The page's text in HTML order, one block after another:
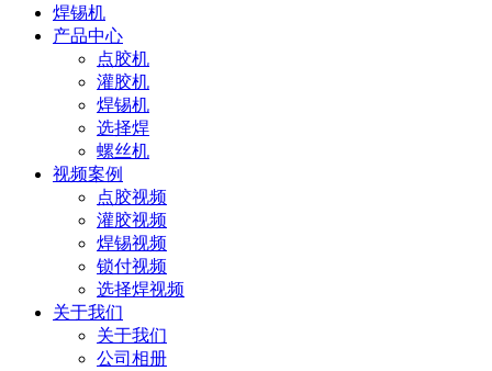
焊锡机
产品中心
点胶机
灌胶机
焊锡机
选择焊
螺丝机
视频案例
点胶视频
灌胶视频
焊锡视频
锁付视频
选择焊视频
关于我们
关于我们
公司相册